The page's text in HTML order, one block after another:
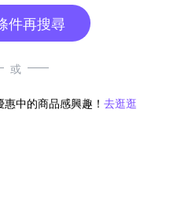
件再搜尋
或
中的商品感興趣！ 去逛逛